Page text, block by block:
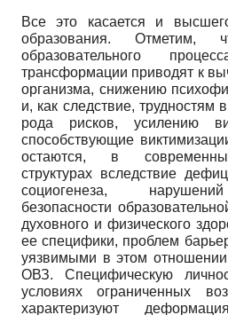
Все это касается и
образования. Отметим,
образовательного
трансформации приводят к
организма, снижению
и, как следствие, трудностям
рода рисков, усилению
способствующие
остаются, в
структурах вследствие
социогенеза,
безопасности
духовного и физического
ее специфики, проблем
уязвимыми в этом
ОВЗ. Специфическую
условиях ограниченных
характеризуют